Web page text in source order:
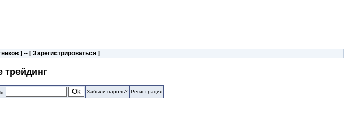
] -- [ Зарегистрироваться]
трейдинг
Забыли пароль? Регистрация